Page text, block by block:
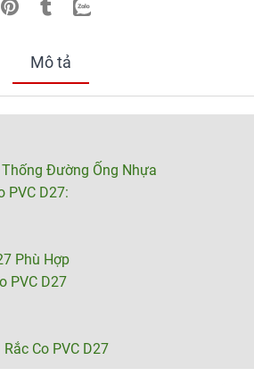
Mô tả
Thống Đường Ống Nhựa
PVC D27:
Phù Hợp
PVC D27
Co PVC D27